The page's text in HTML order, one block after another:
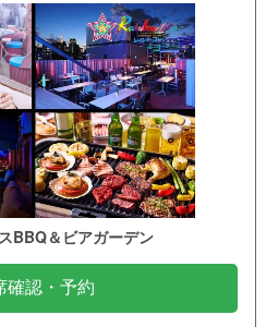
BBQ＆ビアガーデン
確認・予約